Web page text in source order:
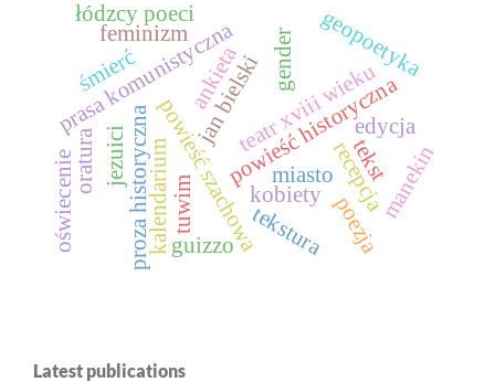
powieść historyczna
powieść szachowa
proza historyczna recepcja
prasa komunistyczna
kalendarium
jan bielski
jezuici teatr xviii wieku
miasto
geopoetyka
kobiety
feminizm gender
manekin
tuwim
oratura
tekstura
ankieta
oświecenie
łódzcy poeci
poezja
edycja
śmierć
tekst
guizzo
Latest publications